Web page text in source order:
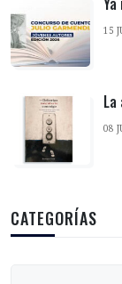
15
08
CATEGORÍAS